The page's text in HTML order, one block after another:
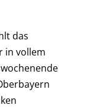
das
in vollem